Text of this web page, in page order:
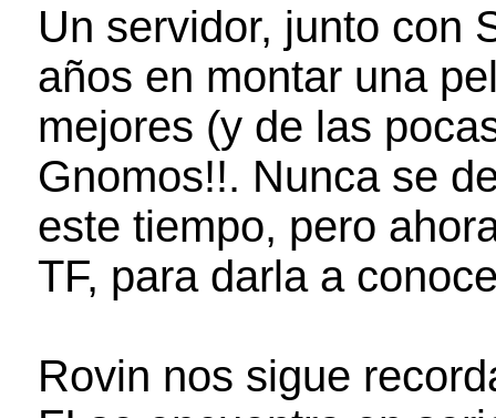
Un servidor, junto con
años en montar una
mejores (y de las
Gnomos!!. Nunca se
este tiempo, pero
TF, para darla a
Rovin nos sigue